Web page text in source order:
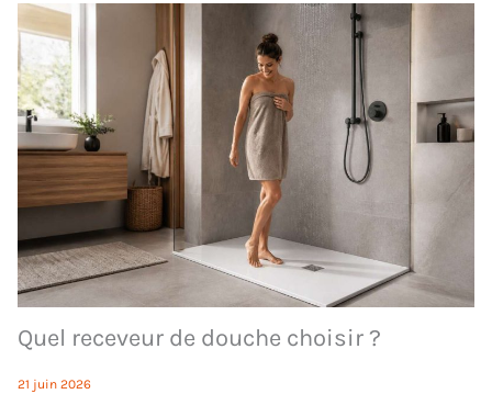
Quel receveur de douche choisir ?
21 juin 2026